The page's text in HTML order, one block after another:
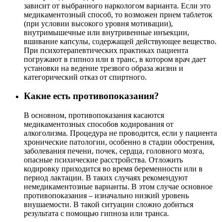
зависит от выбранного наркологом варианта. Если это
медикаментозный способ, то возможен прием таблеток
(при условии высокого уровня мотивации),
внутримышечные или внутривенные инъекции,
вшивание капсулы, содержащей действующее вещество.
При психотерапевтических практиках пациента
погружают в гипноз или в транс, в котором врач дает
установки на ведение трезвого образа жизни и
категорический отказ от спиртного.
Какие есть противопоказания?
В основном, противопоказания касаются
медикаментозных способов кодирования от
алкоголизма. Процедура не проводится, если у пациента
хронические патологии, особенно в стадии обострения,
заболевания печени, почек, сердца, головного мозга,
опасные психические расстройства. Отложить
кодировку приходится во время беременности или в
период лактации. В таких случаях рекомендуют
немедикаментозные варианты. В этом случае основное
противопоказания – изначально низкий уровень
внушаемости. В такой ситуации сложно добиться
результата с помощью гипноза или транса.